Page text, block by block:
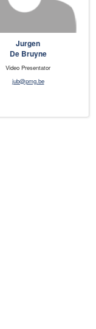
Jurgen
De Bruyne
Video Presentator
jub@pmg.be